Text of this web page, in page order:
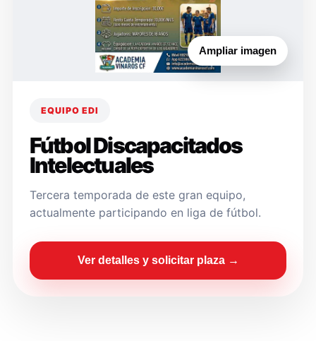
Ampliar imagen
EQUIPO EDI
Fútbol Discapacitados
Intelectuales
Tercera temporada de este gran equipo,
actualmente participando en liga de fútbol.
Ver detalles y solicitar plaza →